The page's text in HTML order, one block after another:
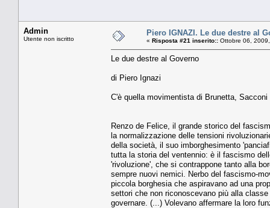
Admin
Utente non iscritto
Piero IGNAZI. Le due destre al
« Risposta #21 inserito:: Ottobre 06,
Le due destre al Governo
di Piero Ignazi
C'è quella movimentista di Brunetta,
Renzo de Felice, il grande storico del
la normalizzazione delle tensioni
della società, il suo imborghesimento
tutta la storia del ventennio: è il fascismo
'rivoluzione', che si contrappone tanto alla
sempre nuovi nemici. Nerbo del fascismo-
piccola borghesia che aspiravano ad una
settori che non riconoscevano più alla
governare. (...) Volevano affermare la loro